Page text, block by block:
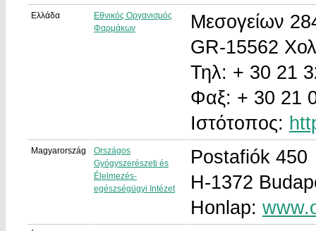
Ελλάδα
Εθνικός Οργανισμός
Φαρμάκων
Μεσογείων
GR-15562
Τηλ: + 30 21
Φαξ: + 30 21
Ιστότοπος:
Magyarország
Országos
Gyógyszerészeti és
Élelmezés-
egészségügyi Intézet
Postafiók 450
H-1372
Honlap: